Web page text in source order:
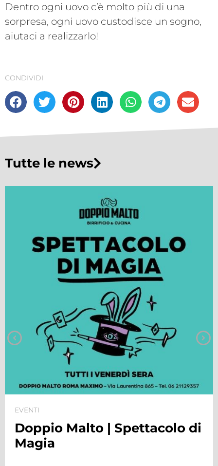
Dentro ogni uovo c’è molto più di una
sorpresa, ogni uovo custodisce un sogno,
aiutaci a realizzarlo!
CONDIVIDI
Tutte le news
EVENTI
Doppio Malto | Torneo di
Biliardino